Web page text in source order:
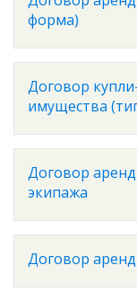
форма)
Договор
имущества
Договор
экипажа
Договор